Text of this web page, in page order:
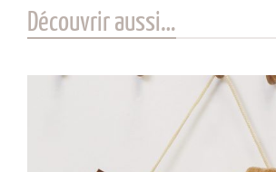
Découvrir aussi…